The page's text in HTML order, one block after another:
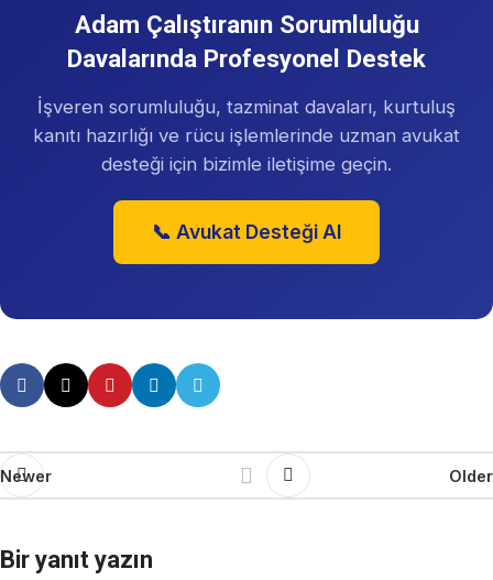
Adam Çalıştıranın Sorumluluğu
Davalarında Profesyonel Destek
İşveren sorumluluğu, tazminat davaları, kurtuluş
kanıtı hazırlığı ve rücu işlemlerinde uzman avukat
desteği için bizimle iletişime geçin.
📞 Avukat Desteği Al
Newer Older
Bir yanıt yazın